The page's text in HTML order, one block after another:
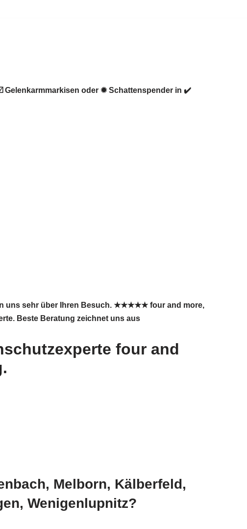
oder ✹ Schattenspender in ✔️
uns sehr über Ihren Besuch. ★★★★★ four and more,
Beste Beratung zeichnet uns aus
four and
Melborn, Kälberfeld,
Wenigenlupnitz?